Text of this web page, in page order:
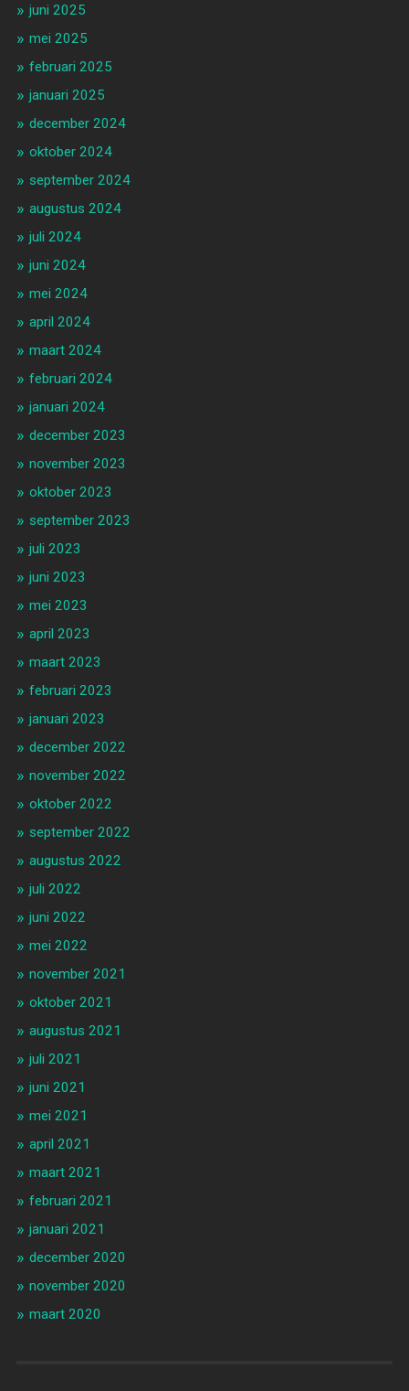
juni 2025
mei 2025
februari 2025
januari 2025
december 2024
oktober 2024
september 2024
augustus 2024
juli 2024
juni 2024
mei 2024
april 2024
maart 2024
februari 2024
januari 2024
december 2023
november 2023
oktober 2023
september 2023
juli 2023
juni 2023
mei 2023
april 2023
maart 2023
februari 2023
januari 2023
december 2022
november 2022
oktober 2022
september 2022
augustus 2022
juli 2022
juni 2022
mei 2022
november 2021
oktober 2021
augustus 2021
juli 2021
juni 2021
mei 2021
april 2021
maart 2021
februari 2021
januari 2021
december 2020
november 2020
maart 2020